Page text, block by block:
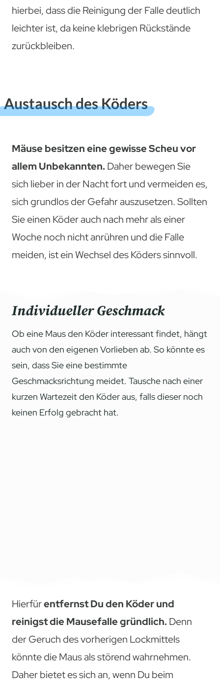
hierbei, dass die Reinigung der Falle deutlich
leichter ist, da keine klebrigen Rückstände
zurückbleiben.
Austausch des Köders
Mäuse besitzen eine gewisse Scheu vor
allem Unbekannten. Daher bewegen Sie
sich lieber in der Nacht fort und vermeiden es,
sich grundlos der Gefahr auszusetzen. Sollten
Sie einen Köder auch nach mehr als einer
Woche noch nicht anrühren und die Falle
meiden, ist ein Wechsel des Köders sinnvoll.
Individueller Geschmack
Ob eine Maus den Köder interessant findet, hängt
auch von den eigenen Vorlieben ab. So könnte es
sein, dass Sie eine bestimmte
Geschmacksrichtung meidet. Tausche nach einer
kurzen Wartezeit den Köder aus, falls dieser noch
keinen Erfolg gebracht hat.
Hierfürentfernst Du den Köder und
reinigst die Mausefalle gründlich. Denn
der Geruch des vorherigen Lockmittels
könnte die Maus als störend wahrnehmen.
Daher bietet es sich an, wenn Du beim